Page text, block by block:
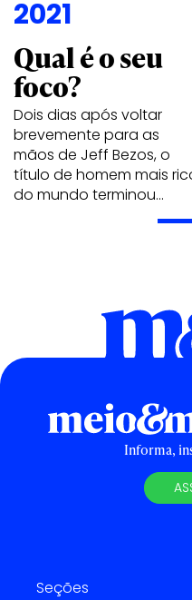
2021
Qual é o seu
foco?
Dois dias após voltar
brevemente para as
mãos de Jeff Bezos, o
título de homem mais
do mundo terminou…
Informa,
Seções